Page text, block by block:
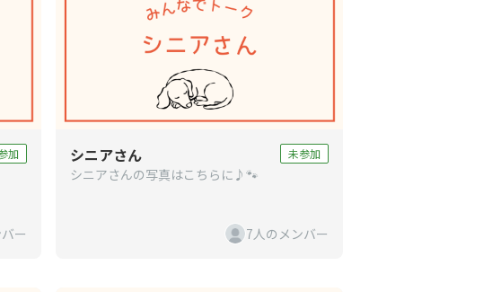
加
ー
シニアさん 未参加
シニアさんの写真はこちらに♪🐾
7人のメンバー